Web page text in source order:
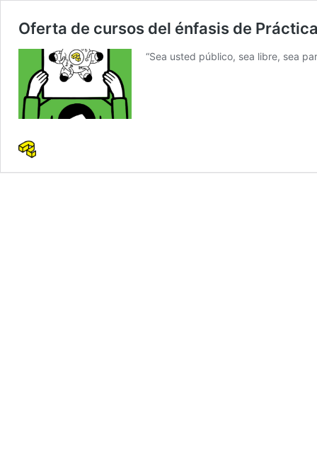
Oferta de cursos del énfasis de
“Sea usted público, sea libre, sea